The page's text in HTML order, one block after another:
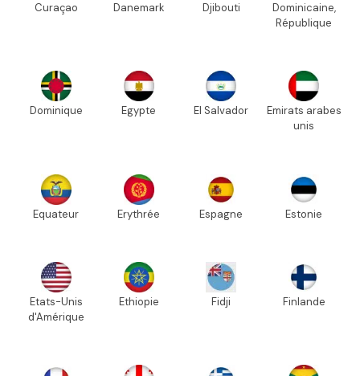
Curaçao Danemark Djibouti
Dominicaine,
République
Dominique Egypte El Salvador
Emirats arabes
unis
Equateur Erythrée Espagne Estonie
Etats-Unis
d'Amérique
Ethiopie Fidji Finlande